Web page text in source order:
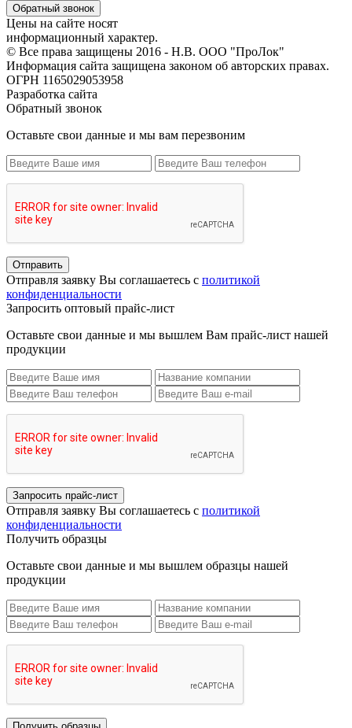
Обратный звонок
Цены на сайте носят
информационный характер.
© Все права защищены 2016 - Н.В. ООО "ПроЛок"
Информация сайта защищена законом об авторских правах.
ОГРН 1165029053958
Разработка сайта
Обратный звонок
Оставьте свои данные и мы вам перезвоним
Отправить
Отправля заявку Вы соглашаетесь с политикой
конфиденциальности
Запросить оптовый прайс-лист
Оставьте свои данные и мы вышлем Вам прайс-лист нашей
продукции
Запросить прайс-лист
Отправля заявку Вы соглашаетесь с политикой
конфиденциальности
Получить образцы
Оставьте свои данные и мы вышлем образцы нашей
продукции